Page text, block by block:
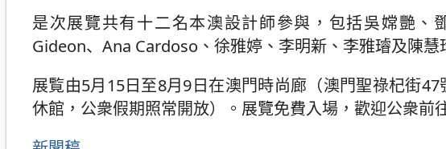
是次展覽共有十二名本澳設計師參與，包括吳嫦艷、
Gideon、Ana Cardoso、徐雅婷、李明新、李雅璿及陳
展覧由5月15日至8月9日在澳門時尚廊（澳門聖祿杞街
休館，公衆假期照常開放）。展覽免費入場，歡迎公衆前